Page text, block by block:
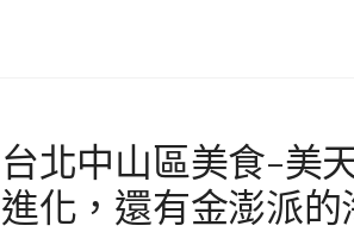
台北中山區美食-美
進化，還有金澎派